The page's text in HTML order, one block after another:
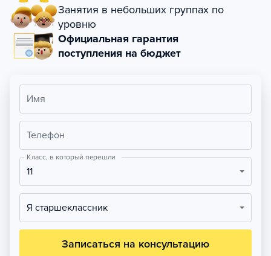
Занятия в небольших группах по
уровню
Официальная гарантия
поступления на бюджет
Имя
Телефон
Класс, в который перешли
11
Я старшеклассник
Записаться на консультацию